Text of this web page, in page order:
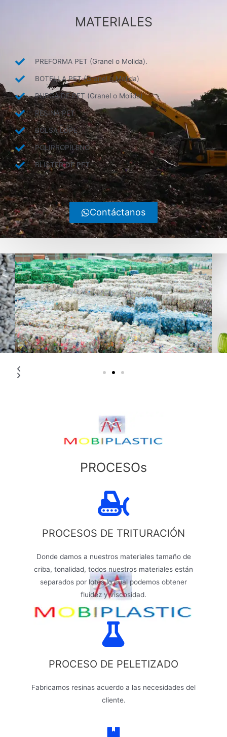
MATERIALES
PREFORMA PET (Granel o Molida).
BOTELLA PET (Granel o Molida)
PURGA DE PET (Granel o Molida)
RESINA PET
BOLSA LDPE
POLIPROPILENO
BLISTER DE PET
Contáctanos
PROCESOs
PROCESOS DE TRITURACIÓN
Donde damos a nuestros materiales tamaño de
criba, tonalidad, todos nuestros materiales están
separados por lotes lo cual podemos obtener
fluidez y viscosidad.
PROCESO DE PELETIZADO
Fabricamos resinas acuerdo a las necesidades del
cliente.